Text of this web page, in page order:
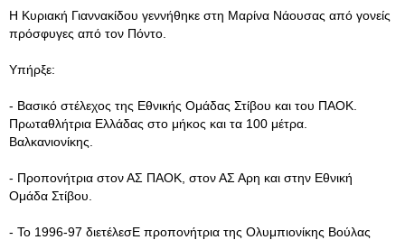
Η Κυριακή Γιαννακίδου γεννήθηκε στη Μαρίνα Νάουσας από γονείς
πρόσφυγες από τον Πόντο.
Υπήρξε:
- Βασικό στέλεχος της Εθνικής Ομάδας Στίβου και του ΠΑΟΚ.
Πρωταθλήτρια Ελλάδας στο μήκος και τα 100 μέτρα.
Βαλκανιονίκης.
- Προπονήτρια στον ΑΣ ΠΑΟΚ, στον ΑΣ Αρη και στην Εθνική
Ομάδα Στίβου.
- Το 1996-97 διετέλεσΕ προπονήτρια της Ολυμπιονίκης Βούλας